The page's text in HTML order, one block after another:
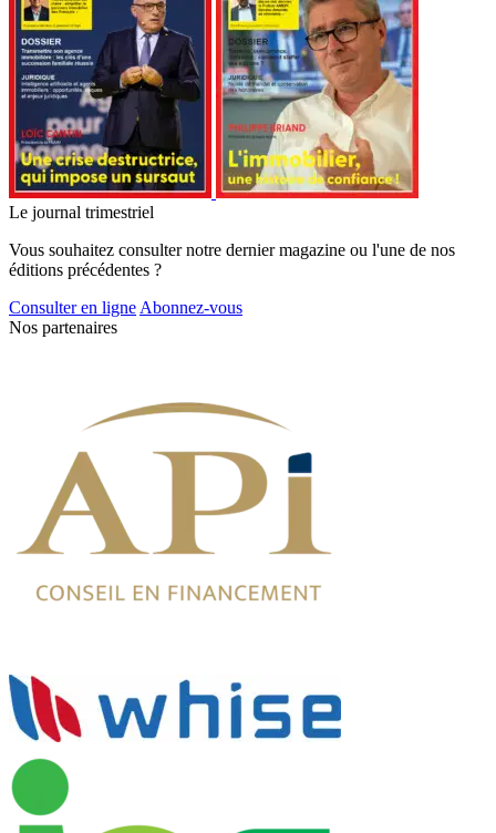
Le journal trimestriel
Vous souhaitez consulter notre dernier magazine ou l'une de nos
éditions précédentes ?
Consulter en ligne Abonnez-vous
Nos partenaires